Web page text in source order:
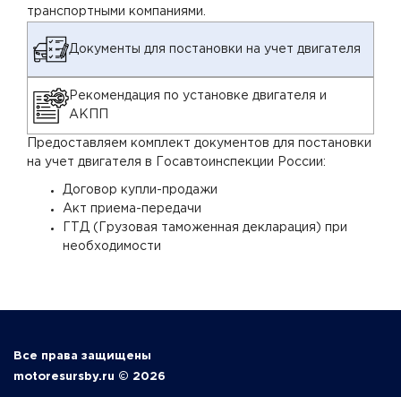
транспортными компаниями.
Документы для постановки на учет двигателя
Рекомендация по установке двигателя и
АКПП
Предоставляем комплект документов для постановки
на учет двигателя в Госавтоинспекции России:
Договор купли-продажи
Акт приема-передачи
ГТД (Грузовая таможенная декларация) при
необходимости
Все права защищены
motoresursby.ru © 2026